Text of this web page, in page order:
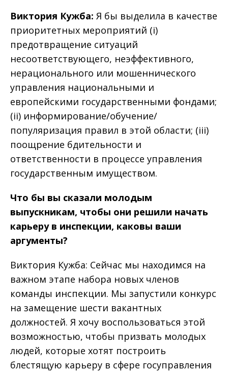
Виктория Кужба: Я бы выделила в качестве
приоритетных мероприятий (i)
предотвращение ситуаций
несоответствующего, неэффективного,
нерационального или мошеннического
управления национальными и
европейскими государственными фондами;
(ii) информирование/обучение/
популяризация правил в этой области; (iii)
поощрение бдительности и
ответственности в процессе управления
государственным имуществом.
Что бы вы сказали молодым
выпускникам, чтобы они решили начать
карьеру в инспекции, каковы ваши
аргументы?
Виктория Кужба: Сейчас мы находимся на
важном этапе набора новых членов
команды инспекции. Мы запустили конкурс
на замещение шести вакантных
должностей. Я хочу воспользоваться этой
возможностью, чтобы призвать молодых
людей, которые хотят построить
блестящую карьеру в сфере госуправления